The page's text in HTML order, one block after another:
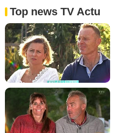
Top news TV Actu